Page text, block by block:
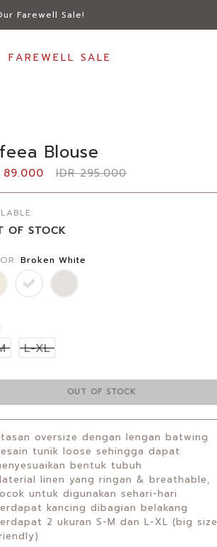
Farewell Sale!
FAREWELL SALE
Blouse
89.000 IDR 295.000
OF STOCK
Broken White
L-XL
OUT OF STOCK
oversize dengan lengan batwing
tunik loose sehingga dapat
bentuk tubuh
linen yang ringan & breathable,
untuk digunakan sehari-hari
kancing dibagian belakang
2 ukuran S-M dan L-XL (big size